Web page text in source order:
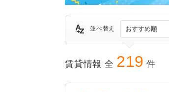
並べ替え
賃貸情報 全 219 件